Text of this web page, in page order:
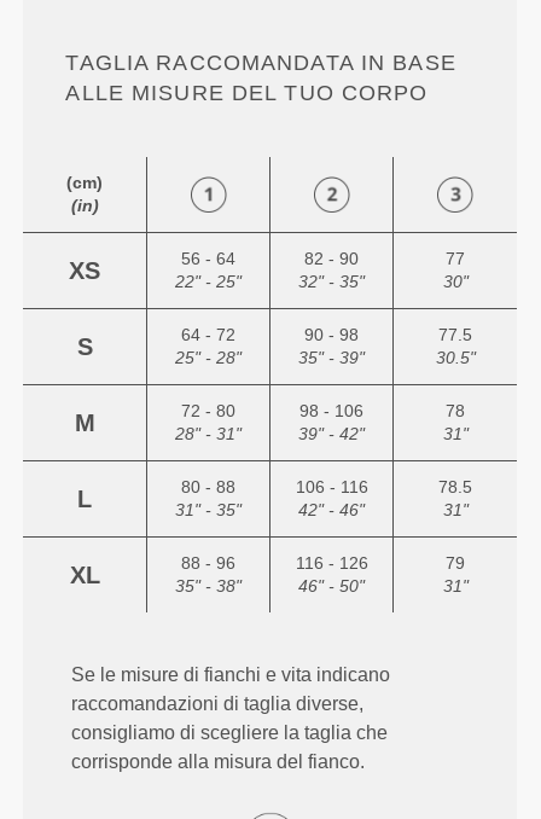
TAGLIA RACCOMANDATA IN BASE
ALLE MISURE DEL TUO CORPO
(cm)
(in)
XS
56 - 64
22" - 25"
82 - 90
32" - 35"
77
30"
S
64 - 72
25" - 28"
90 - 98
35" - 39"
77.5
30.5"
M
72 - 80
28" - 31"
98 - 106
39" - 42"
78
31"
L
80 - 88
31" - 35"
106 - 116
42" - 46"
78.5
31"
XL
88 - 96
35" - 38"
116 - 126
46" - 50"
79
31"
Se le misure di fianchi e vita indicano
raccomandazioni di taglia diverse,
consigliamo di scegliere la taglia che
corrisponde alla misura del fianco.